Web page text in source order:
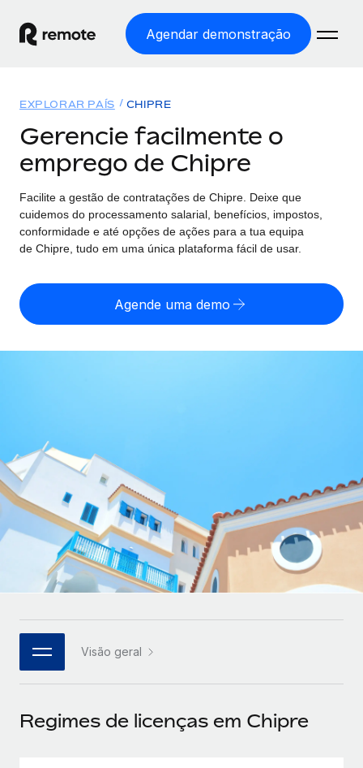
Agendar demonstração
EMPREGO GLOBAL
Processamento Salarial
Processamento salarial fácil e em conformidade
Employer of Record
entidades
Perguntar a um especialista
Obtenha apoio especializado em RH e
conformidade globais
Soluções
COBERTURA GLOBAL
Explorador de países
Encontra apoio para emprego global por país
Comparar a Remote
Veja como nos comparamos com os outros
CASE STUDIES
Preçário
English
Español
Italiano
Português (Portugal)
日本語
한국어
中文（简体）
Início de sessão
EXPLORAR PAÍS CHIPRE
Gerencie facilmente o
emprego de Chipre
Facilite a gestão de contratações de Chipre. Deixe que
cuidemos do processamento salarial, benefícios, impostos,
conformidade e até opções de ações para a tua equipa
de Chipre, tudo em uma única plataforma fácil de usar.
Agende uma demo
Visão geral
Regimes de licenças em Chipre